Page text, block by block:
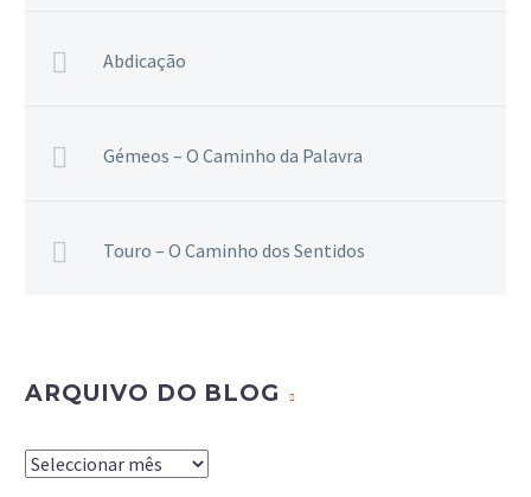
Abdicação
Gémeos – O Caminho da Palavra
Touro – O Caminho dos Sentidos
ARQUIVO DO BLOG
Arquivo